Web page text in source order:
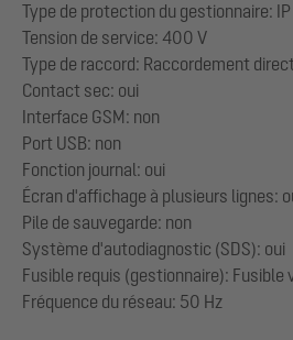
Type de protection du gestionnaire:
Tension de service: 400 V
Type de raccord: Raccordement direct
Contact sec: oui
Interface GSM: non
Port USB: non
Fonction journal: oui
Écran d'affichage à plusieurs lignes:
Pile de sauvegarde: non
Système d'autodiagnostic (SDS): oui
Fusible requis (gestionnaire):